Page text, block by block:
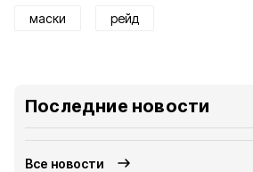
маски рейд
Последние новости
Все новости